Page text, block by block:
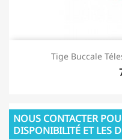
Tige Buccale
NOUS CONTACTER
DISPONIBILITÉ ET LES